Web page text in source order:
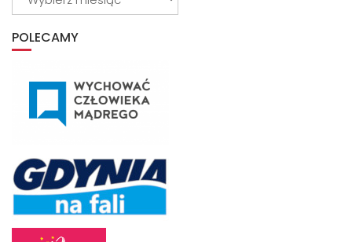
POLECAMY